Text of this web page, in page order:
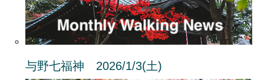
与野七福神 2026/1/3(土)